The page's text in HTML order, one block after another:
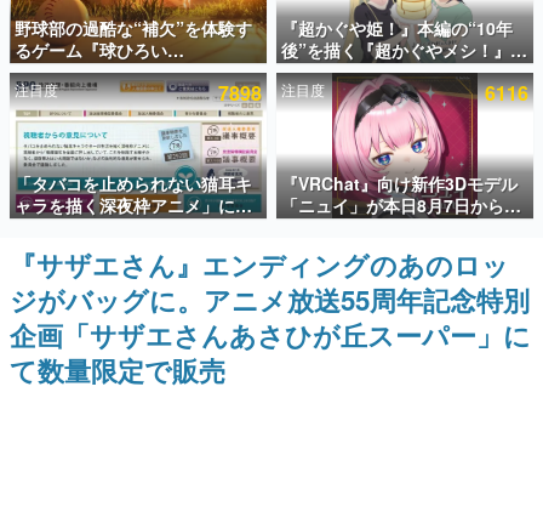
アプリセール情報
インタビュー
連載・特集一覧
殿堂入り記事
SNS拡散数が数千以上！ ページビュー数万以上！ などな
ど。多くの人々に読まれた、電ファミ渾身の“殿堂入り”記
事をまとめました。
ゲームの企画書
名作ゲームクリエイターの方々に製作時のエピソードをお
聞きし、ヒットする企画（ゲーム）とは何か？を探ってい
きます。
赫本
この物語を解いてはいけない。『赫本』は、〈試験問題〉
野球部の過酷な“補欠”を体験す
るゲーム『球ひろい
Simulator』が「1件」のウィッ
シュリストをもとにチェコ語に
対応しSNSで話題に。『キング
ダム・カム』開発元やチェコの
プロ野球選手から称賛の声
『超かぐや姫！』本編の“10年
後”を描く『超かぐやメシ！』
Web連載決定。新たなWebマン
ガレーベル「ビビビコミック」
にて特別話が掲載スタート、あ
のお話には…まだ続きがある！
注目度 7898
「タバコを止められない猫耳キ
ャラを描く深夜枠アニメ」に視
聴者の一部から批判意見。違法
薬物の使用と思しき描写も含め
て、BPOが議論を交わす
注目度 6116
『VRChat』向け新作3Dモデル
「ニュイ」が本日8月7日から
BOOTHにて発売。瞳に光る星
や感情豊かな表情が、小悪魔か
わいい
『サザエさん』エンディングのあのロッ
ジがバッグに。アニメ放送55周年記念特別
企画「サザエさんあさひが丘スーパー」に
て数量限定で販売